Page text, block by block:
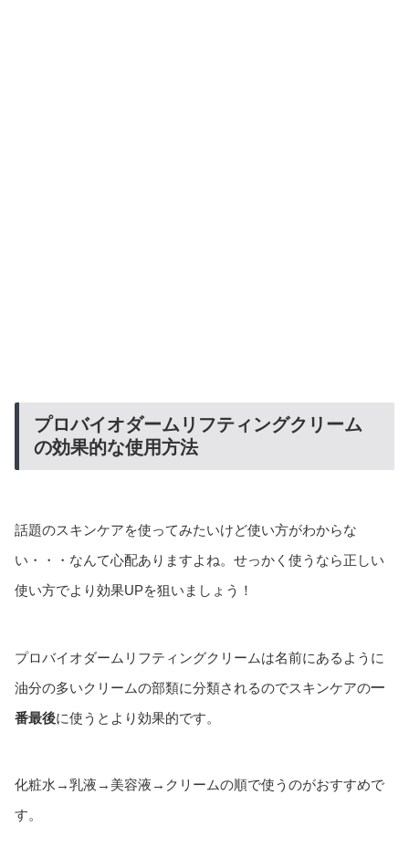
プロバイオダームリフティングクリーム
の効果的な使用方法
話題のスキンケアを使ってみたいけど使い方がわからな
い・・・なんて心配ありますよね。せっかく使うなら正しい
使い方でより効果UPを狙いましょう！
プロバイオダームリフティングクリームは名前にあるように
油分の多いクリームの部類に分類されるのでスキンケアの一
番最後に使うとより効果的です。
化粧水→乳液→美容液→クリームの順で使うのがおすすめで
す。